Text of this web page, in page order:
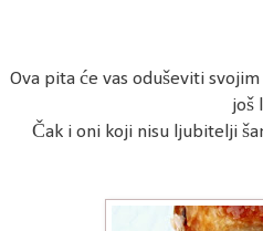
Ova pita će vas oduševiti
još
Čak i oni koji nisu ljubitelji